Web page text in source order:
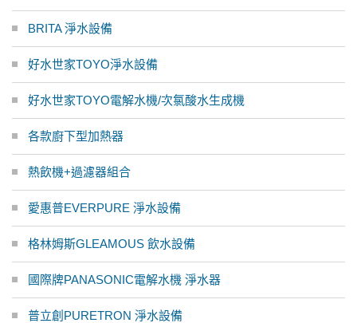
BRITA 淨水設備
好水世家TOYO淨水設備
好水世家TOYO電解水機/次氯酸水生成機
各款廚下型加熱器
熱飲機+過濾器組合
愛惠普EVERPURE 淨水設備
格林姆斯GLEAMOUS 飲水設備
國際牌PANASONIC電解水機 淨水器
普立創PURETRON 淨水設備